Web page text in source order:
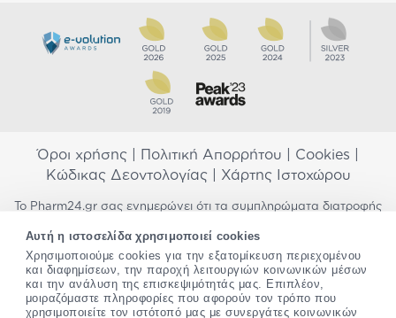
Αυτή η ιστοσελίδα χρησιμοποιεί cookies
Χρησιμοποιούμε cookies για την εξατομίκευση περιεχομένου
και διαφημίσεων, την παροχή λειτουργιών κοινωνικών μέσων
και την ανάλυση της επισκεψιμότητάς μας. Επιπλέον,
μοιραζόμαστε πληροφορίες που αφορούν τον τρόπο που
χρησιμοποιείτε τον ιστότοπό μας με συνεργάτες κοινωνικών
Όροι χρήσης Πολιτική Απορρήτου Cookies
Κώδικας Δεοντολογίας| Χάρτης Ιστοχώρου
Το Pharm24.gr σας ενημερώνει ότι τα συμπληρώματα διατροφής
προορίζονται για την πρόληψη, αγωγή ή θεραπεία ανθρώπινης
νόσου. Συμβουλευτείτε τον γιατρό σας εάν είστε έγκυος,
θηλάζετε, ακολουθείτε παράλληλα φαρμακευτική αγωγή ή
αντιμετωπίζετε προβλήματα υγείας πριν χρησιμοποιήσετε
οποιοδήποτε συμπλήρωμα διατροφής. Προσπαθούμε διαρκώς να